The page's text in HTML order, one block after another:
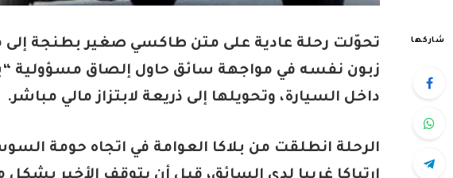
شاركها
تحوّلت رحلة عادية على متن طاكسي صغير بطنجة إلى
زبون نفسه في مواجهة سائق حاول إلصاق
داخل السيارة، وتحويلها إلى ذريعة لابتزاز مالي مباشر.
الرحلة انطلقت من بلاكا العوامة في اتجاه حومة